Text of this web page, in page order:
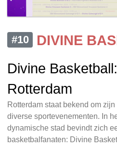
#10
DIVINE
Divine
Rotterdam
Rotterdam staat bekend om
diverse sportevenementen. In
dynamische stad bevindt zich
basketbalfanaten: Divine